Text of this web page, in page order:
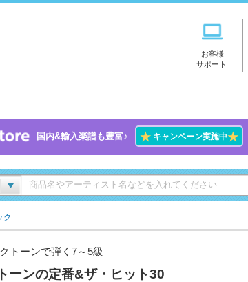
お客様
サポート
国内&輸入楽譜も豊富♪ ★キャンペーン実施中★
ク
トーンで弾く7～5級
ーンの定番&ザ・ヒット30